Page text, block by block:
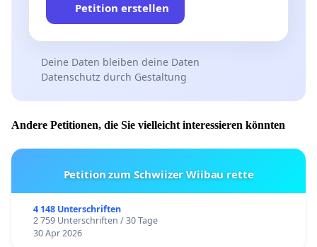
Petition erstellen
Deine Daten bleiben deine Daten
Datenschutz durch Gestaltung
Andere Petitionen, die Sie vielleicht interessieren könnten
Petition zum Schwiizer Wiibau rette
4 148 Unterschriften
2 759 Unterschriften / 30 Tage
30 Apr 2026